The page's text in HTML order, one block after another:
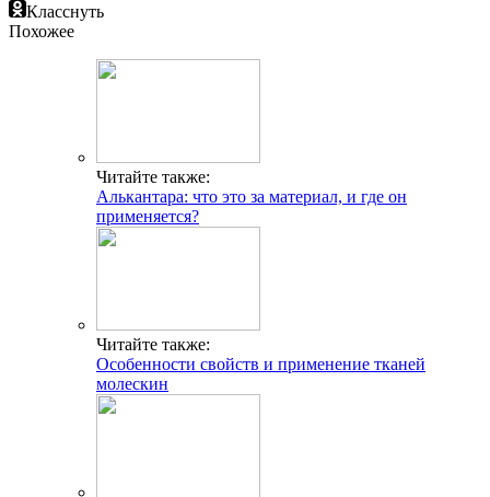
Класснуть
Похожее
Читайте также:
Алькантара: что это за материал, и где он
применяется?
Читайте также:
Особенности свойств и применение тканей
молескин